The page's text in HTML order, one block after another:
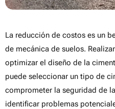
La reducción de costos es un
de mecánica de suelos.
optimizar el diseño de la
puede seleccionar un tipo de
comprometer la seguridad de
identificar problemas